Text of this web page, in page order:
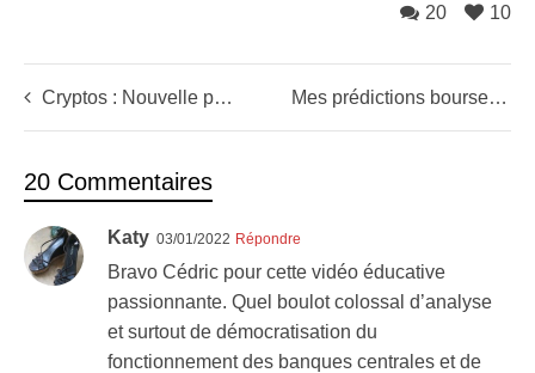
10
20
Cryptos : Nouvelle panique en cours ? Mes prédictions bourse pour 2022
20 Commentaires
Katy 03/01/2022 Répondre
Bravo Cédric pour cette vidéo éducative
passionnante. Quel boulot colossal d’analyse
et surtout de démocratisation du
fonctionnement des banques centrales et de